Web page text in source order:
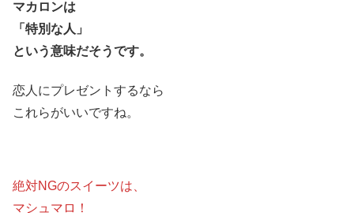
マカロンは
「特別な人」
という意味だそうです。
恋人にプレゼントするなら
これらがいいですね。
絶対NGのスイーツは、
マシュマロ！